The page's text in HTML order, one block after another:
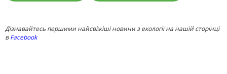
Дізнавайтесь першими найсвіжіші новини з екології на нашій сторінці
вFacebook